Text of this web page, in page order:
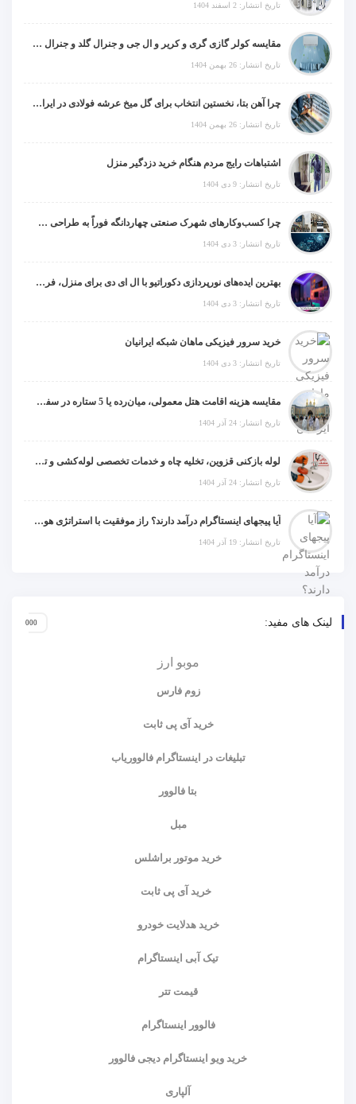
تاریخ انتشار: 2 اسفند 1404
مقایسه کولر گازی گری و کریر و ال جی و جنرال گلد و جنرال شکار و سامسونگ و یونیوا
تاریخ انتشار: 26 بهمن 1404
چرا آهن بتا، نخستین انتخاب برای گل میخ عرشه فولادی در ایران است؟
تاریخ انتشار: 26 بهمن 1404
اشتباهات رایج مردم هنگام خرید دزدگیر منزل
تاریخ انتشار: 9 دی 1404
چرا کسب‌وکارهای شهرک صنعتی چهاردانگه فوراً به طراحی سایت نیاز دارند؟
تاریخ انتشار: 3 دی 1404
بهترین ایده‌های نورپردازی دکوراتیو با ال ای دی برای منزل، فروشگاه و دفتر کار
تاریخ انتشار: 3 دی 1404
خرید سرور فیزیکی ماهان شبکه ایرانیان
تاریخ انتشار: 3 دی 1404
مقایسه هزینه اقامت هتل معمولی، میان‌رده یا 5 ستاره در سفر زیارتی عراق
تاریخ انتشار: 24 آذر 1404
لوله بازکنی قزوین، تخلیه چاه و خدمات تخصصی لوله‌کشی و تشخیص ترکیدگی
تاریخ انتشار: 24 آذر 1404
آیا پیجهای اینستاگرام درآمد دارند؟ راز موفقیت با استراتژی هوشمندانه
تاریخ انتشار: 19 آذر 1404
لینک های مفید:
موبو ارز
زوم فارس
خرید آی پی ثابت
تبلیغات در اینستاگرام فالووریاب
بتا فالوور
مبل
خرید موتور براشلس
خرید آی پی ثابت
خرید هدلایت خودرو
تیک آبی اینستاگرام
قیمت تتر
فالوور اینستاگرام
خرید ویو اینستاگرام دیجی فالوور
آلپاری